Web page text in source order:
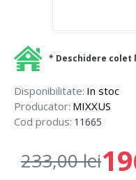
Disponibilitate: In stoc
Producator: MIXXUS
Cod produs: 11665
233,00 lei
* Deschidere colet